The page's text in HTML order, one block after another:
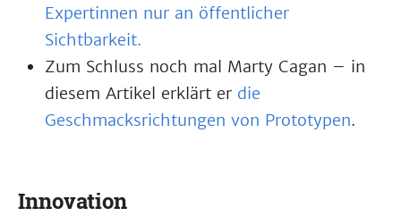
Expertinnen nur an öffentlicher
Sichtbarkeit.
Zum Schluss noch mal Marty Cagan – in
diesem Artikel erklärt er die
Geschmacksrichtungen von Prototypen.
Innovation